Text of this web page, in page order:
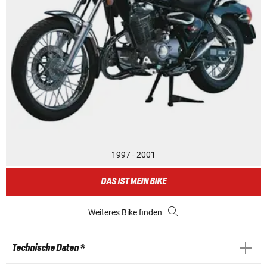
1997 - 2001
DAS IST MEIN BIKE
Weiteres Bike finden
Technische Daten *